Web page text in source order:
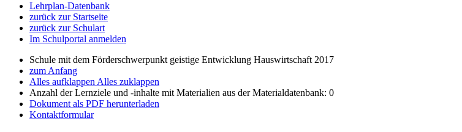
Lehrplan-Datenbank
zurück zur Startseite
zurück zur Schulart
Im Schulportal anmelden
Schule mit dem Förderschwerpunkt geistige Entwicklung Hauswirtschaft 2017
zum Anfang
Alles aufklappen Alles zuklappen
Anzahl der Lernziele und -inhalte mit Materialien aus der Materialdatenbank: 0
Dokument als PDF herunterladen
Kontaktformular